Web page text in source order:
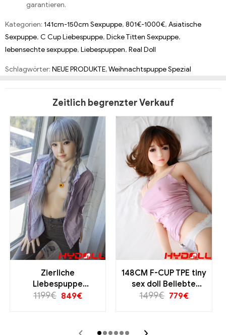
garantieren.
Kategorien: 141cm-150cm Sexpuppe, 801€-1000€, Asiatische
Sexpuppe, C Cup Liebespuppe, Dicke Titten Sexpuppe,
lebensechte sexpuppe, Liebespuppen, Real Doll
Schlagwörter: NEUE PRODUKTE,Weihnachtspuppe Spezial
Zeitlich begrenzter Verkauf
Zierliche
Liebespuppe
143cmDetailreiches
silbergrauen Zöpfen
1199€ 849€
148CM F-CUP TPE tiny
sex doll Beliebte
Puppen
1499€ 779€